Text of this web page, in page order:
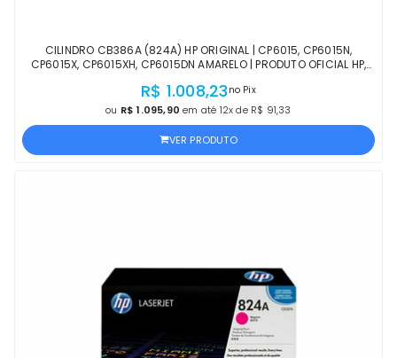
CILINDRO CB386A (824A) HP ORIGINAL | CP6015, CP6015N,
CP6015X, CP6015XH, CP6015DN AMARELO | PRODUTO OFICIAL HP,
R$ 1.008,23 no Pix
ou R$ 1.095,90 em até 12x de R$ 91,33
VER PRODUTO